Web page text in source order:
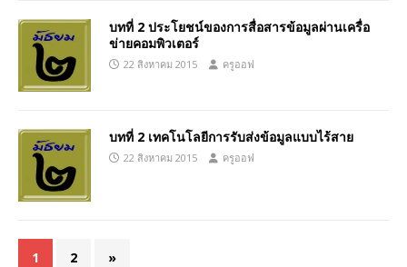
บทที่ 2 ประโยชน์ของการสื่อสารข้อมูลผ่านเครื่อ
ข่ายคอมพิวเตอร์
22 สิงหาคม 2015 ครูออฟ
บทที่ 2 เทคโนโลยีการรับส่งข้อมูลแบบไร้สาย
22 สิงหาคม 2015 ครูออฟ
1 2 »